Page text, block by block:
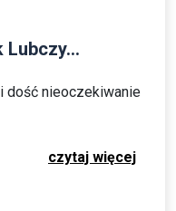
Lubczy...
dość nieoczekiwanie
czytaj więcej